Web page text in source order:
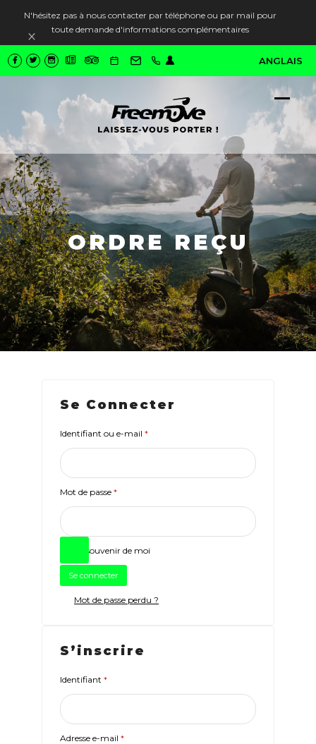
N'hésitez pas à nous contacter par téléphone ou par mail pour
toute demande d'informations complémentaires
Ignorer
ANGLAIS
Close
ORDRE REÇU
Se Connecter
Identifiant ou e-mail*Obligatoire
Mot de passe*Obligatoire
Se souvenir de moi
Se connecter
Mot de passe perdu ?
S’inscrire
Identifiant*Obligatoire
Adresse e-mail*Obligatoire